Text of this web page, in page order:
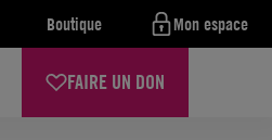
Boutique Mon espace
FAIRE UN DON